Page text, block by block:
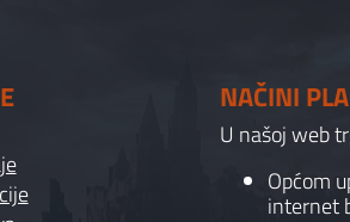
NAČINI
U našoj web
Općom
internet